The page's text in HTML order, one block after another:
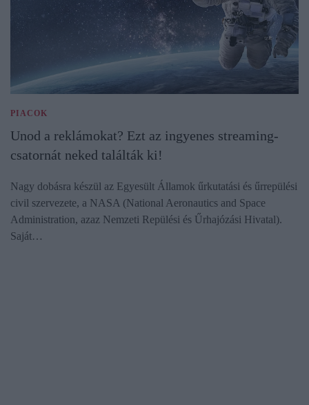
PIACOK
Unod a reklámokat? Ezt az ingyenes streaming-
csatornát neked találták ki!
Nagy dobásra készül az Egyesült Államok űrkutatási és űrrepülési
civil szervezete, a NASA (National Aeronautics and Space
Administration, azaz Nemzeti Repülési és Űrhajózási Hivatal).
Saját…